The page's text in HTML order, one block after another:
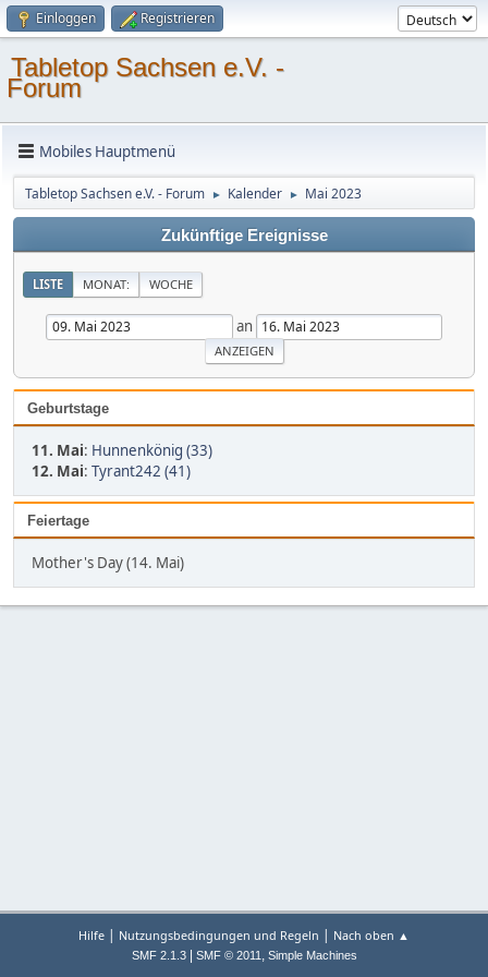
Einloggen Registrieren
Tabletop Sachsen e.V. -
Forum
Mobiles Hauptmenü
Tabletop Sachsen e.V. - Forum ► Kalender ► Mai 2023
Zukünftige Ereignisse
LISTE MONAT: WOCHE
an
Geburtstage
11. Mai: Hunnenkönig (33)
12. Mai: Tyrant242 (41)
Feiertage
Mother's Day (14. Mai)
Hilfe | Nutzungsbedingungen und Regeln | Nach oben ▲
SMF 2.1.3| SMF © 2011, Simple Machines